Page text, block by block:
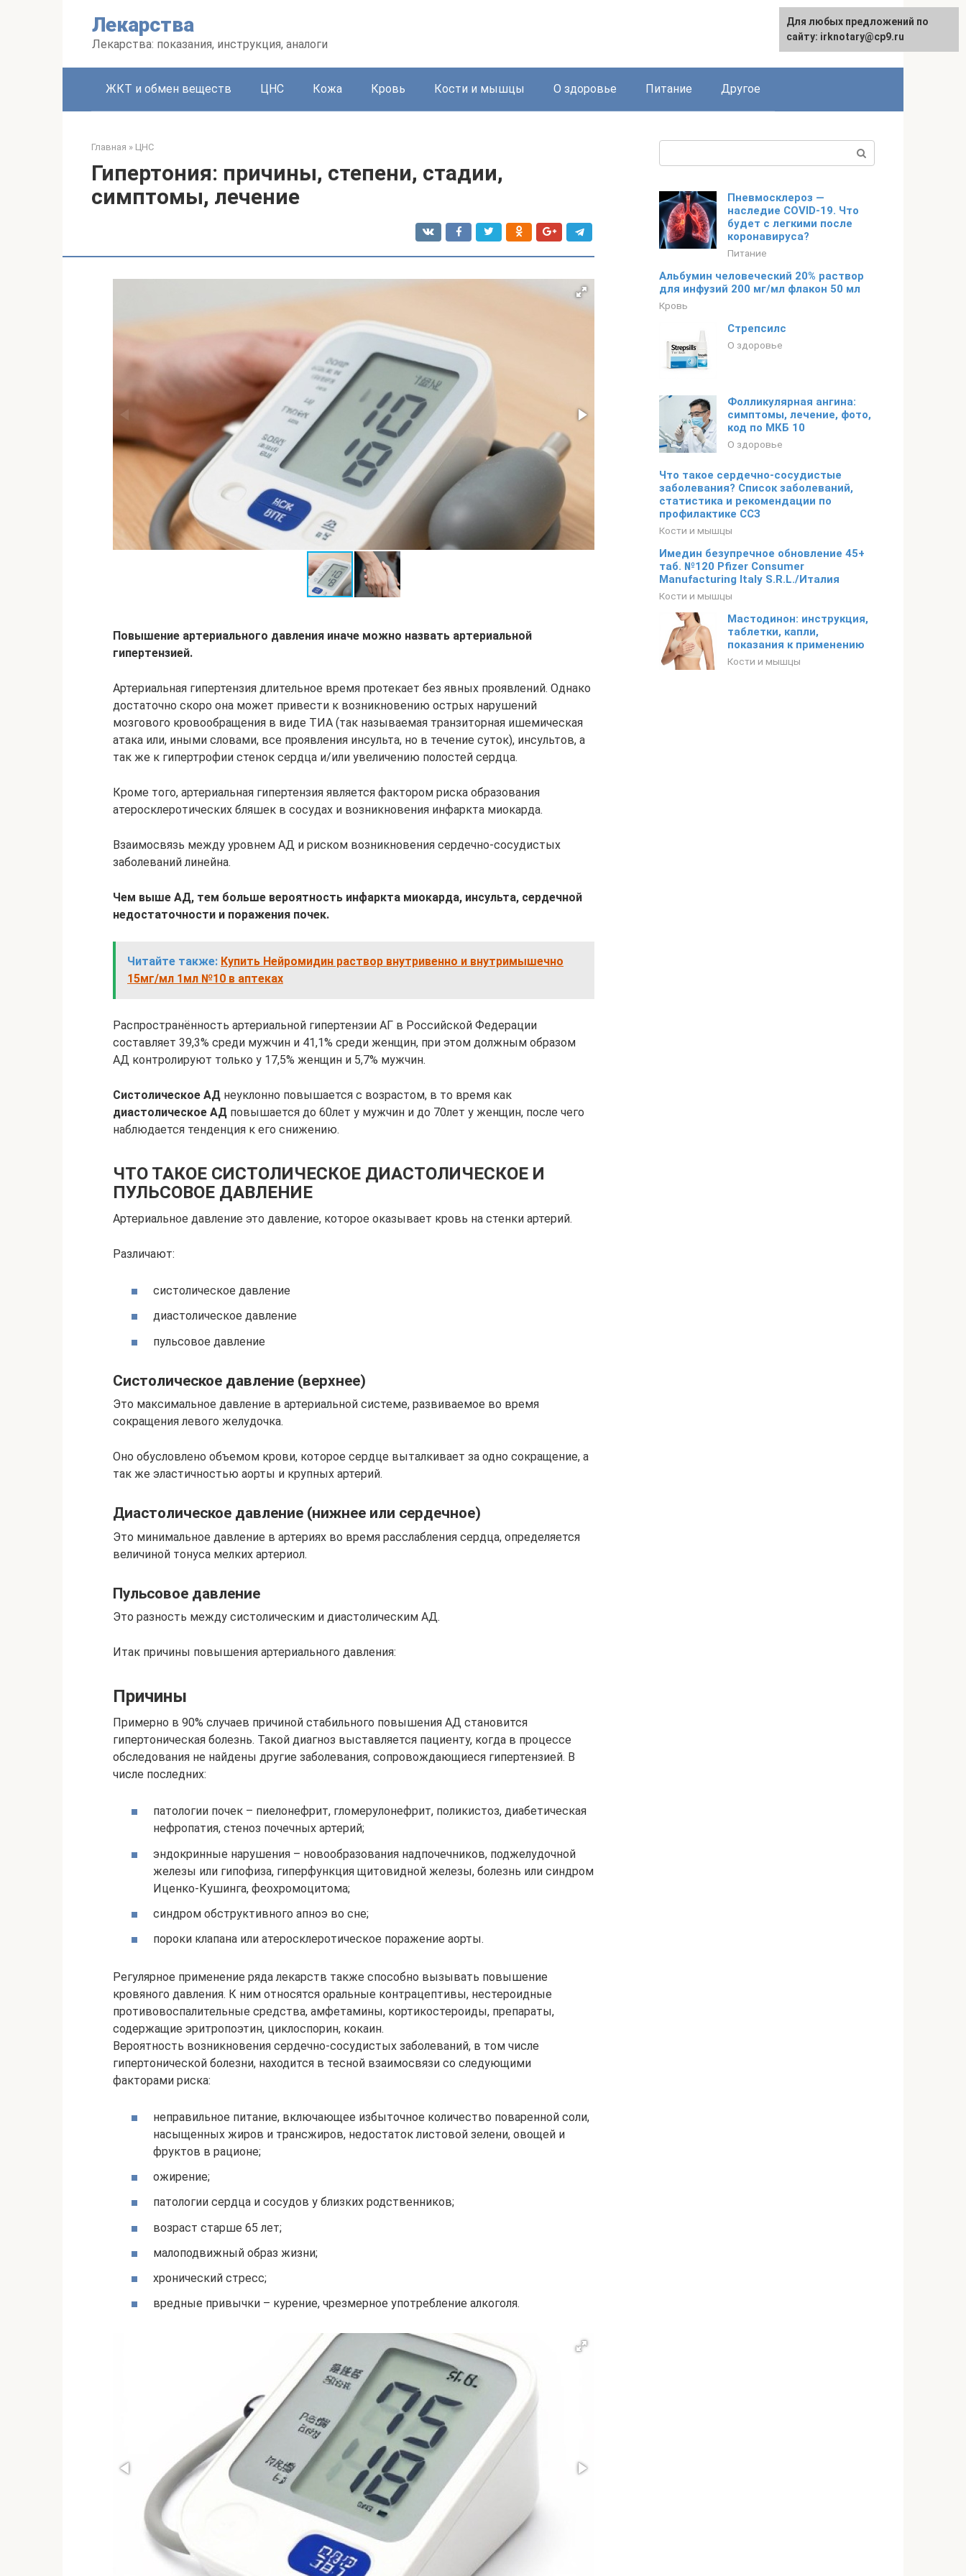
Лекарства
Лекарства: показания, инструкция, аналоги
ЖКТ и обмен веществ ЦНС Кожа Кровь Кости и мышцы О здоровье Питание Другое
Главная » ЦНС
Гипертония: причины, степени, стадии,
симптомы, лечение
Повышение артериального давления иначе можно назвать артериальной
гипертензией.
Артериальная гипертензия длительное время протекает без явных проявлений. Однако
достаточно скоро она может привести к возникновению острых нарушений
мозгового кровообращения в виде ТИА (так называемая транзиторная ишемическая
атака или, иными словами, все проявления инсульта, но в течение суток), инсультов, а
так же к гипертрофии стенок сердца и/или увеличению полостей сердца.
Кроме того, артериальная гипертензия является фактором риска образования
атеросклеротических бляшек в сосудах и возникновения инфаркта миокарда.
Взаимосвязь между уровнем АД и риском возникновения сердечно-сосудистых
заболеваний линейна.
Чем выше АД, тем больше вероятность инфаркта миокарда, инсульта, сердечной
недостаточности и поражения почек.
Читайте также: Купить Нейромидин раствор внутривенно и внутримышечно
15мг/мл 1мл №10 в аптеках
Распространённость артериальной гипертензии АГ в Российской Федерации
составляет 39,3% среди мужчин и 41,1% среди женщин, при этом должным образом
АД контролируют только у 17,5% женщин и 5,7% мужчин.
Систолическое АД неуклонно повышается с возрастом, в то время как
диастолическое АД повышается до 60лет у мужчин и до 70лет у женщин, после чего
наблюдается тенденция к его снижению.
ЧТО ТАКОЕ СИСТОЛИЧЕСКОЕ ДИАСТОЛИЧЕСКОЕ И
ПУЛЬСОВОЕ ДАВЛЕНИЕ
Артериальное давление это давление, которое оказывает кровь на стенки артерий.
Различают:
систолическое давление
диастолическое давление
пульсовое давление
Систолическое давление (верхнее)
Это максимальное давление в артериальной системе, развиваемое во время
сокращения левого желудочка.
Оно обусловлено объемом крови, которое сердце выталкивает за одно сокращение, а
так же эластичностью аорты и крупных артерий.
Диастолическое давление (нижнее или сердечное)
Это минимальное давление в артериях во время расслабления сердца, определяется
величиной тонуса мелких артериол.
Пульсовое давление
Это разность между систолическим и диастолическим АД.
Итак причины повышения артериального давления:
Причины
Примерно в 90% случаев причиной стабильного повышения АД становится
гипертоническая болезнь. Такой диагноз выставляется пациенту, когда в процессе
обследования не найдены другие заболевания, сопровождающиеся гипертензией. В
числе последних:
патологии почек – пиелонефрит, гломерулонефрит, поликистоз, диабетическая
нефропатия, стеноз почечных артерий;
эндокринные нарушения – новообразования надпочечников, поджелудочной
железы или гипофиза, гиперфункция щитовидной железы, болезнь или синдром
Иценко-Кушинга, феохромоцитома;
синдром обструктивного апноэ во сне;
пороки клапана или атеросклеротическое поражение аорты.
Регулярное применение ряда лекарств также способно вызывать повышение
кровяного давления. К ним относятся оральные контрацептивы, нестероидные
противовоспалительные средства, амфетамины, кортикостероиды, препараты,
содержащие эритропоэтин, циклоспорин, кокаин.
Вероятность возникновения сердечно-сосудистых заболеваний, в том числе
гипертонической болезни, находится в тесной взаимосвязи со следующими
факторами риска:
неправильное питание, включающее избыточное количество поваренной соли,
насыщенных жиров и трансжиров, недостаток листовой зелени, овощей и
фруктов в рационе;
ожирение;
патологии сердца и сосудов у близких родственников;
возраст старше 65 лет;
малоподвижный образ жизни;
хронический стресс;
вредные привычки – курение, чрезмерное употребление алкоголя.
Пневмосклероз —
наследие COVID-19. Что
будет с легкими после
коронавируса?
Питание
Альбумин человеческий 20% раствор
для инфузий 200 мг/мл флакон 50 мл
Кровь
Стрепсилс
О здоровье
Фолликулярная ангина:
симптомы, лечение, фото,
код по МКБ 10
О здоровье
Что такое сердечно-сосудистые
заболевания? Список заболеваний,
статистика и рекомендации по
профилактике ССЗ
Кости и мышцы
Имедин безупречное обновление 45+
таб. №120 Pfizer Consumer
Manufacturing Italy S.R.L./Италия
Кости и мышцы
Мастодинон: инструкция,
таблетки, капли,
показания к применению
Кости и мышцы
Для любых предложений по
сайту: irknotary@cp9.ru